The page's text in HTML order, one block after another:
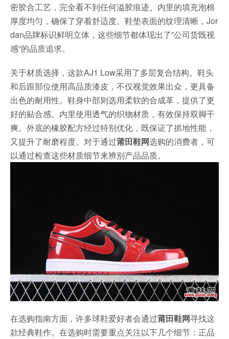
密胶合工艺，完全看不到任何溢胶痕迹。内里的填充泡棉
厚度均匀，确保了穿着舒适度。鞋垫表面的纹理清晰，Jor
dan品牌标识鲜明立体，这些细节都体现出了”公司货既视
感”的品质追求。
关于材质选择，这款AJ1 Low采用了多层复合结构。鞋头
和后跟部位使用高品质漆皮，不仅视觉效果出众，更具备
出色的耐用性。鞋身中部则选用柔软的合成革，提供了更
好的贴合感。内里使用透气的织物材质，有效保持双脚干
爽。外底的橡胶配方经过特别优化，既保证了抓地性能，
又提升了耐磨程度。对于通过莆田鞋网选购的消费者，可
以通过检查这些材质细节来辨别产品品质。
在选购指南方面，许多球鞋爱好者会通过莆田鞋网寻找这
款经典鞋作。在选购时需要重点关注以下几个细节：正品